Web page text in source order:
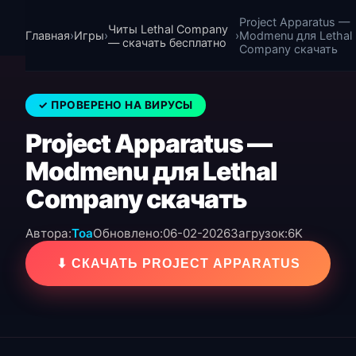
Главная›Игры›Читы Lethal Company
— скачать бесплатно
›
Project Apparatus —
Modmenu для Lethal
Company скачать
✓ ПРОВЕРЕНО НА ВИРУСЫ
Project Apparatus —
Modmenu для Lethal
Company скачать
Автора:ToaОбновлено:06-02-2026Загрузок:6K
⬇ СКАЧАТЬ PROJECT APPARATUS